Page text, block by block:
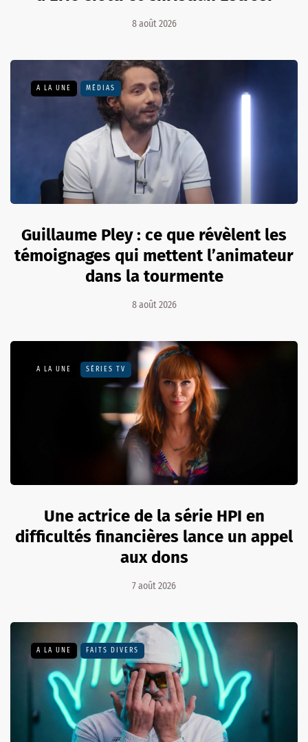
8 août 2026
A LA UNE MÉDIAS
Guillaume Pley : ce que révèlent les
témoignages qui mettent l’animateur
dans la tourmente
8 août 2026
A LA UNE SÉRIES TV
Une actrice de la série HPI en
difficultés financières lance un appel
aux dons
7 août 2026
A LA UNE FAITS DIVERS